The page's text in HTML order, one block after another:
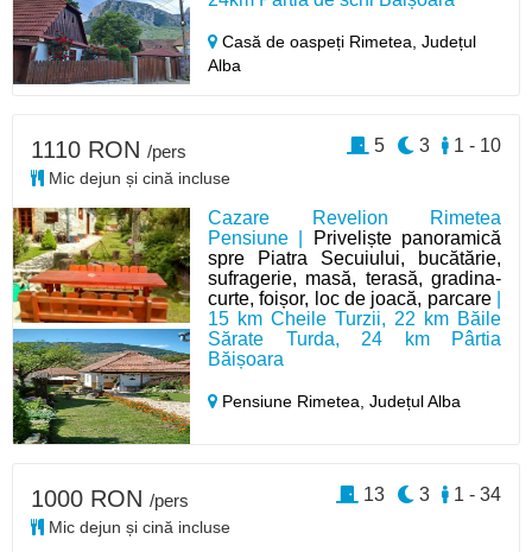
Casă de oaspeți Rimetea,Județul
Alba
Cazare Revelion Rimetea
Pensiune |
Priveliște panoramică
spre Piatra Secuiului, bucătărie,
sufragerie, masă, terasă, gradina-
curte, foișor, loc de joacă, parcare|
15 km Cheile Turzii, 22 km Băile
Sărate Turda, 24 km Pârtia
Băișoara
Pensiune Rimetea,Județul Alba
1110 RON /pers
Mic dejun și cină incluse
1 - 10
3
5
1000 RON /pers
Mic dejun și cină incluse
1 - 34
3
13